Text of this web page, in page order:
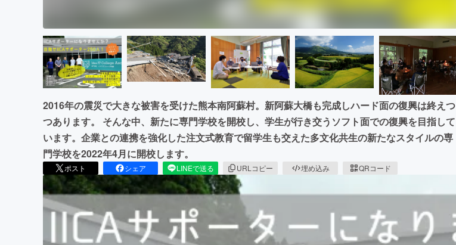
2016年の震災で大きな被害を受けた熊本南阿蘇村。新阿蘇大橋も完成しハード面の復興は終えつ
つあります。 そんな中、新たに専門学校を開校し、学生が行き交うソフト面での復興を目指して
います。企業との連携を強化した注文式教育で留学生も交えた多文化共生の新たなスタイルの専
門学校を2022年4月に開校します。
ポスト シェア LINEで送る URLコピー 埋め込み QRコード